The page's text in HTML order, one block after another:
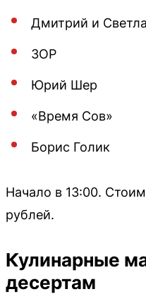
Дмитрий и
ЗОР
Юрий Шер
«Время Сов»
Борис Голик
Начало в 13:00.
рублей.
Кулинарные
десертам